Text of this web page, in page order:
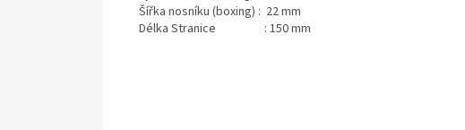
Šířka nosníku (boxing) : 22 mm
Délka Stranice : 150 mm